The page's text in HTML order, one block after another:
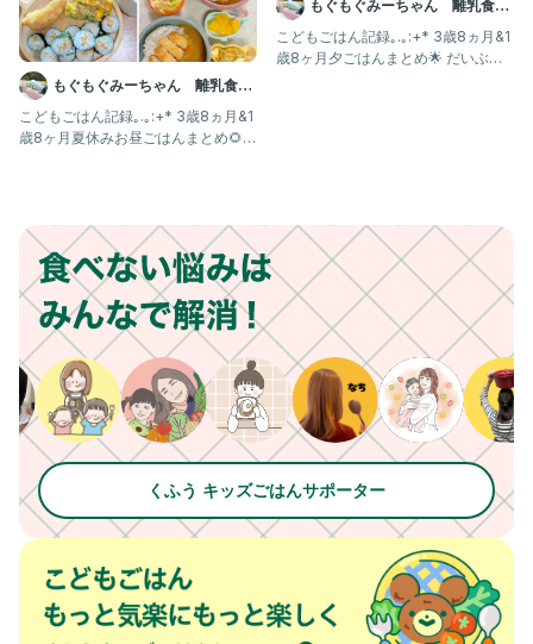
もぐもぐみーちゃん 離乳食・
幼児食記録
こどもごはん記録｡.｡:+* 3歳8ヵ月&1
歳8ヶ月夏休みお昼ごはんまとめ🌻
もぐもぐみーちゃん 離乳食・
幼児食記録
こどもごはん記録｡.｡:+* 3歳8ヵ月&1
歳8ヶ月夕ごはんまとめ🌟 だいぶ前
くふう キッズごはんサポーター